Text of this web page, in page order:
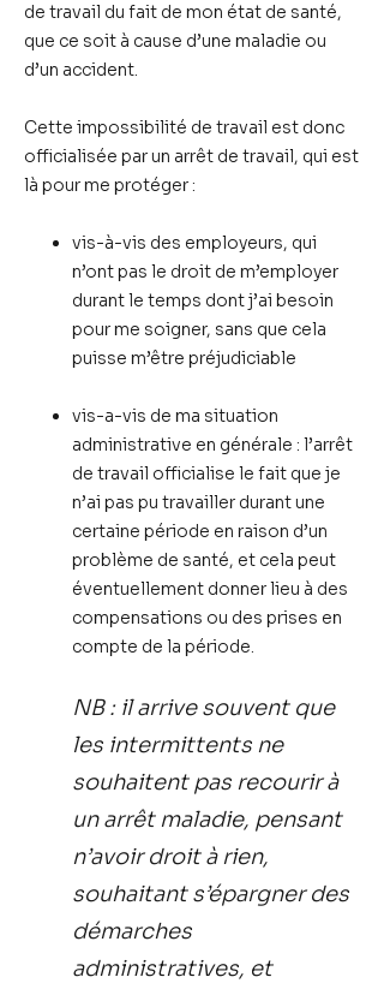
de travail du fait de mon état de santé,
que ce soit à cause d’une maladie ou
d’un accident.
Cette impossibilité de travail est donc
officialisée par un arrêt de travail, qui est
là pour me protéger :
vis-à-vis des employeurs, qui
n’ont pas le droit de m’employer
durant le temps dont j’ai besoin
pour me soigner, sans que cela
puisse m’être préjudiciable
vis-a-vis de ma situation
administrative en générale : l’arrêt
de travail officialise le fait que je
n’ai pas pu travailler durant une
certaine période en raison d’un
problème de santé, et cela peut
éventuellement donner lieu à des
compensations ou des prises en
compte de la période.
NB : il arrive souvent que
les intermittents ne
souhaitent pas recourir à
un arrêt maladie, pensant
n’avoir droit à rien,
souhaitant s’épargner des
démarches
administratives, et